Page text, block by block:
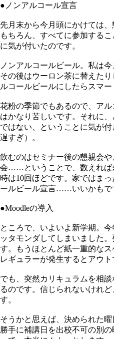
●ノンアルコール宣言
先月末から今月頭にかけては
もちろん、すべてに参加する
に気が付いたのです。
ノンアルコールビール。私は
その後はウーロン茶に替えた
ルコールビールにしたらスマー
花粉の季節でもあるので、ア
はかなり苦しいです。それに
ではない、ということに気が
遅すぎ）。
飲むのはセミナー後の懇親会
会……ということで、数えれば
時は10回ほどです。家ではま
ールビール宣言……いいかもで
●Moodleの導入
ところで、いよいよ新学期。
ッタモンダしてしまいました
す。もうほとんど紙一重的な
レギュラーが発生するとアウト
でも、突然カリキュラムを相
るのです。信じられないけれ
す。
そうかと思えば、決められた
勝手に補講日を出校不可の別